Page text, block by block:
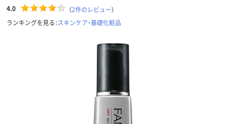
4.0 （2件のレビュー）
ランキングを見る：スキンケア・基礎化粧品